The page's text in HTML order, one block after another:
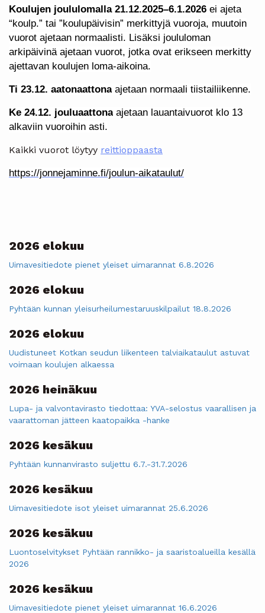
Koulujen joululomalla 21.12.2025–6.1.2026 ei ajeta
“koulp.” tai ”koulupäivisin” merkittyjä vuoroja, muutoin
vuorot ajetaan normaalisti. Lisäksi joululoman
arkipäivinä ajetaan vuorot, jotka ovat erikseen merkitty
ajettavan koulujen loma-aikoina.
Ti 23.12. aatonaattona ajetaan normaali tiistailiikenne.
Ke 24.12. jouluaattona ajetaan lauantaivuorot klo 13
alkaviin vuoroihin asti.
Kaikki vuorot löytyy reittioppaasta
https://jonnejaminne.fi/joulun-aikataulut/
2026 elokuu
Uimavesitiedote pienet yleiset uimarannat 6.8.2026
2026 elokuu
Pyhtään kunnan yleisurheilumestaruuskilpailut 18.8.2026
2026 elokuu
Uudistuneet Kotkan seudun liikenteen talviaikataulut astuvat
voimaan koulujen alkaessa
2026 heinäkuu
Lupa- ja valvontavirasto tiedottaa: YVA-selostus vaarallisen ja
vaarattoman jätteen kaatopaikka -hanke
2026 kesäkuu
Pyhtään kunnanvirasto suljettu 6.7.-31.7.2026
2026 kesäkuu
Uimavesitiedote isot yleiset uimarannat 25.6.2026
2026 kesäkuu
Luontoselvitykset Pyhtään rannikko- ja saaristoalueilla kesällä
2026
2026 kesäkuu
Uimavesitiedote pienet yleiset uimarannat 16.6.2026